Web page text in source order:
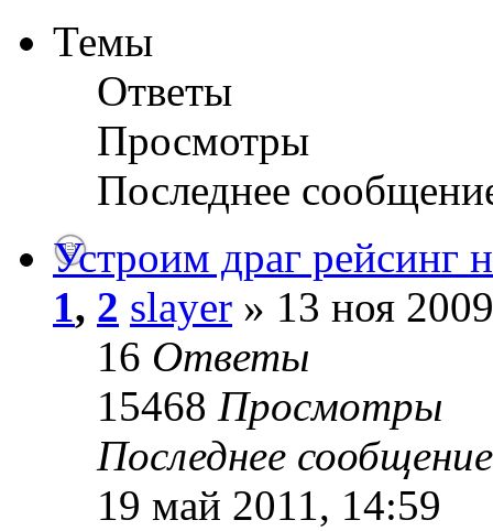
Темы
Ответы
Просмотры
Последнее
Устроим драг рейсинг
1, 2 slayer » 13 ноя
16 Ответы
15468 Просмотры
Последнее
19 май 2011, 14:59